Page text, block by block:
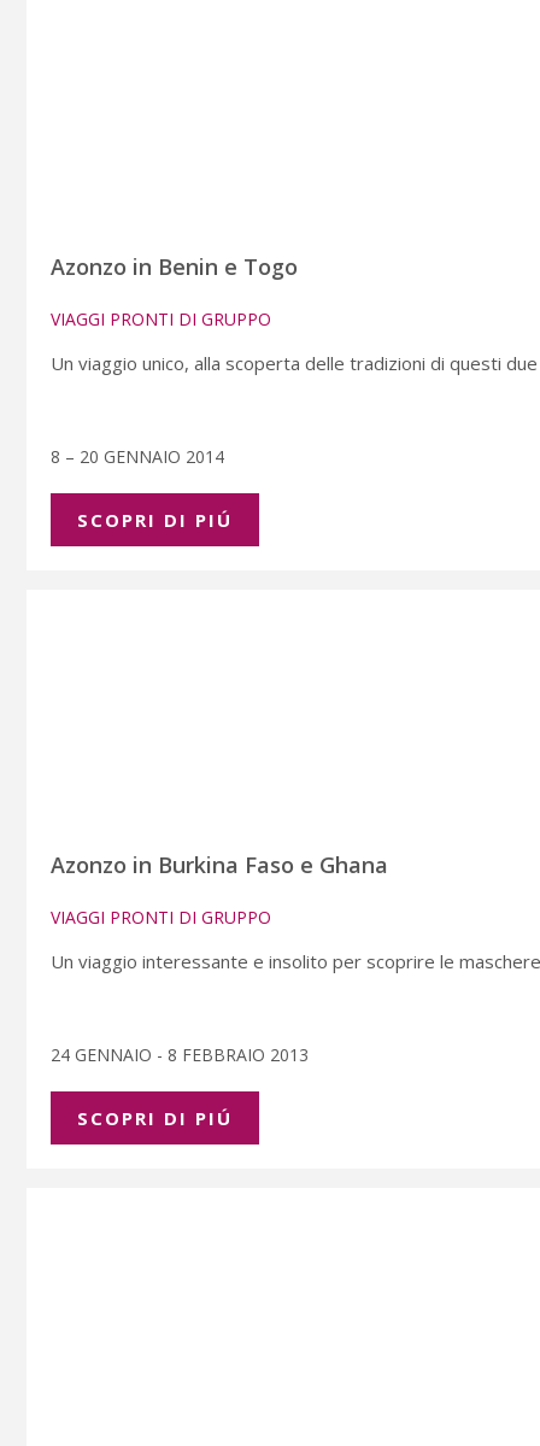
Azonzo in Benin e Togo
VIAGGI PRONTI DI GRUPPO
Un viaggio unico, alla scoperta delle tradizioni di questi
8 – 20 GENNAIO 2014
SCOPRI DI PIÚ
Azonzo in Burkina Faso e Ghana
VIAGGI PRONTI DI GRUPPO
Un viaggio interessante e insolito per scoprire le
24 GENNAIO - 8 FEBBRAIO 2013
SCOPRI DI PIÚ